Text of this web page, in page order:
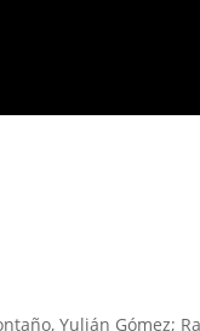
Yulián Gómez;